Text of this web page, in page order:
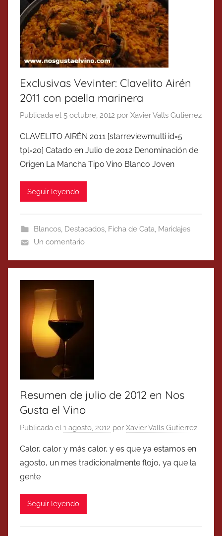
Exclusivas Vevinter: Clavelito Airén
2011 con paella marinera
Publicada el 5 octubre, 2012 por Xavier Valls Gutierrez
CLAVELITO AIRÉN 2011 [starreviewmulti id=5
tpl=20] Catado en Julio de 2012 Denominación de
Origen La Mancha Tipo Vino Blanco Joven
Seguir leyendo
Blancos, Destacados, Ficha de Cata, Maridajes
Un comentario
Resumen de julio de 2012 en Nos
Gusta el Vino
Publicada el 1 agosto, 2012 por Xavier Valls Gutierrez
Calor, calor y más calor, y es que ya estamos en
agosto, un mes tradicionalmente flojo, ya que la
gente
Seguir leyendo